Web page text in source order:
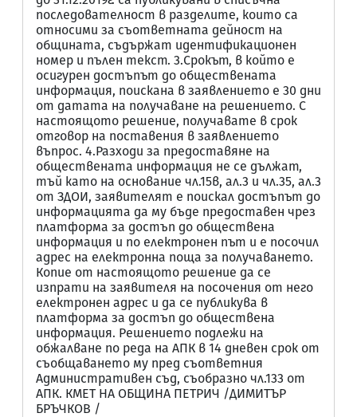
последователност в разделите, които са
относими за съответната дейност на
общината, съдържат идентификационен
номер и пълен текст. 3.Срокът, в който е
осигурен достъпът до обществената
информация, поискана в заявлението е 30 дни
от датата на получаване на решението. С
настоящото решение, получавате в срок
отговор на поставения в заявлението
въпрос. 4.Разходи за предоставяне на
обществената информация не се дължат,
тъй като на основание чл.15в, ал.3 и чл.35, ал.3
от ЗДОИ, заявителят е поискал достъпът до
информацията да му бъде предоставен чрез
платформа за достъп до обществена
информация и по електронен път и е посочил
адрес на електронна поща за получаването.
Копие от настоящото решение да се
изпрати на заявителя на посочения от него
електронен адрес и да се публикува в
платформа за достъп до обществена
информация. Решението подлежи на
обжалване по реда на АПК в 14 дневен срок от
съобщаването му пред съответния
Административен съд, съобразно чл.133 от
АПК. КМЕТ НА ОБЩИНА ПЕТРИЧ /ДИМИТЪР
БРЪЧКОВ /